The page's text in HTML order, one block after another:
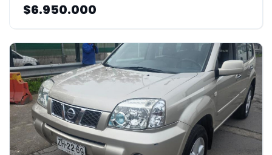
$6.950.000